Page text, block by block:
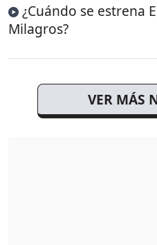
¿Cuándo se estrena
Milagros?
VER MÁS